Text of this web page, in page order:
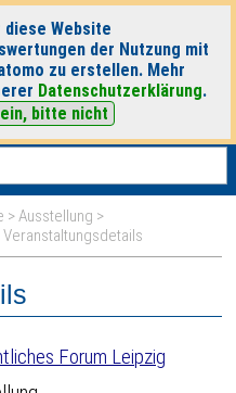
diese Website
der Nutzung mit
zu erstellen. Mehr
Datenschutzerklärung.
bitte nicht
heute|morgen|
>Ausstellung >
Veranstaltungsdetails
Forum Leipzig